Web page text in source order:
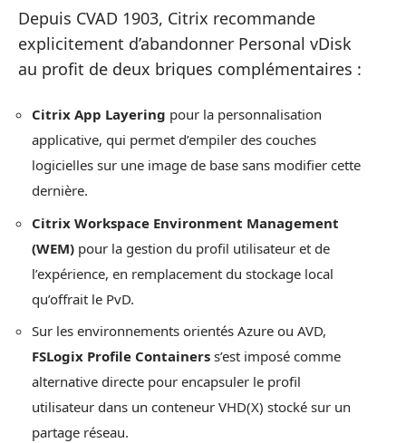
Depuis CVAD 1903, Citrix recommande
explicitement d’abandonner Personal vDisk
au profit de deux briques complémentaires :
Citrix App Layering pour la personnalisation
applicative, qui permet d’empiler des couches
logicielles sur une image de base sans modifier cette
dernière.
Citrix Workspace Environment Management
(WEM) pour la gestion du profil utilisateur et de
l’expérience, en remplacement du stockage local
qu’offrait le PvD.
Sur les environnements orientés Azure ou AVD,
FSLogix Profile Containers s’est imposé comme
alternative directe pour encapsuler le profil
utilisateur dans un conteneur VHD(X) stocké sur un
partage réseau.